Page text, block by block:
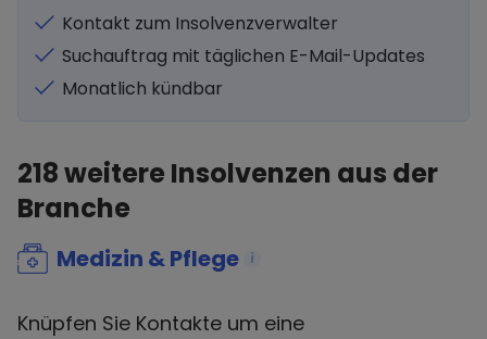
Kontakt zum Insolvenzverwalter
Suchauftrag mit täglichen E-Mail-Updates
Monatlich kündbar
218weitere Insolvenzen aus der
Branche
Medizin & Pflege i
Knüpfen Sie Kontakte um eine